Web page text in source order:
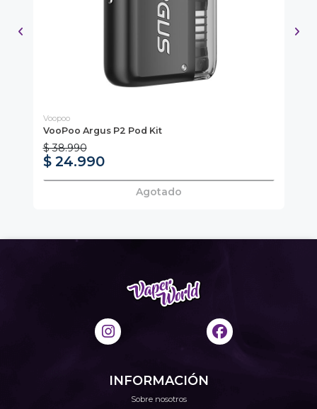
Voopoo
VooPoo Argus P2 Pod Kit
$ 38.990
$ 24.990
Agotado
INFORMACIÓN
Sobre nosotros